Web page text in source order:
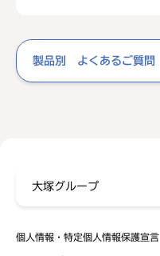
製品別 よくあるご質問
個人情報・特定個人情報保護宣言
大塚グループ